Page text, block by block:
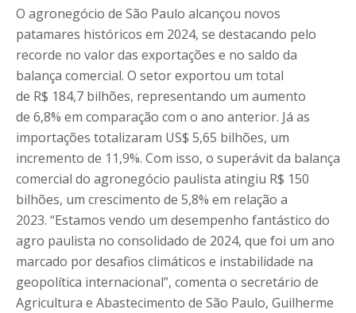
O agronegócio de São Paulo alcançou novos
patamares históricos em 2024, se destacando pelo
recorde no valor das exportações e no saldo da
balança comercial. O setor exportou um total
de R$ 184,7 bilhões, representando um aumento
de 6,8% em comparação com o ano anterior. Já as
importações totalizaram US$ 5,65 bilhões, um
incremento de 11,9%. Com isso, o superávit da balança
comercial do agronegócio paulista atingiu R$ 150
bilhões, um crescimento de 5,8% em relação a
2023. “Estamos vendo um desempenho fantástico do
agro paulista no consolidado de 2024, que foi um ano
marcado por desafios climáticos e instabilidade na
geopolítica internacional”, comenta o secretário de
Agricultura e Abastecimento de São Paulo, Guilherme